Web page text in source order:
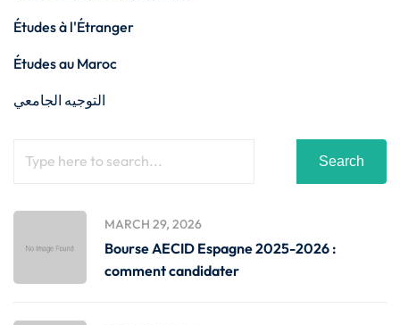
Études à l'Étranger
Études au Maroc
التوجيه الجامعي
Search
MARCH 29, 2026
Bourse AECID Espagne 2025-2026 :
comment candidater